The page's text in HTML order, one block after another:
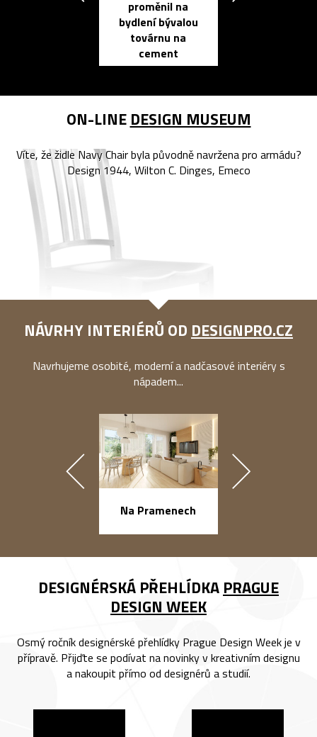
proměnil na
bydlení bývalou
továrnu na
cement
ON-LINE DESIGN MUSEUM
Víte, že židle Navy Chair byla původně navržena pro armádu?
Design 1944, Wilton C. Dinges, Emeco
NÁVRHY INTERIÉRŮ OD DESIGNPRO.CZ
Navrhujeme osobité, moderní a nadčasové interiéry s
nápadem...
Na Pramenech
DESIGNÉRSKÁ PŘEHLÍDKA PRAGUE
DESIGN WEEK
Osmý ročník designérské přehlídky Prague Design Week je v
přípravě. Přijďte se podívat na novinky v kreativním designu
a nakoupit přímo od designérů a studií.